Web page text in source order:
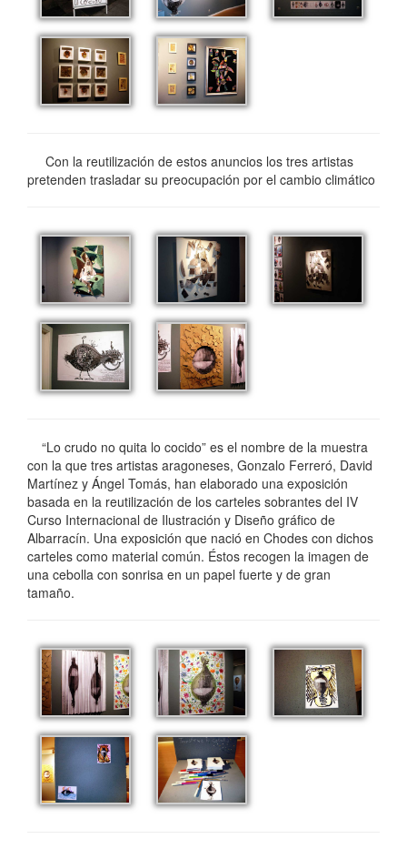
Con la reutilización de estos anuncios los tres artistas
pretenden trasladar su preocupación por el cambio climático
“Lo crudo no quita lo cocido” es el nombre de la muestra
con la que tres artistas aragoneses, Gonzalo Ferreró, David
Martínez y Ángel Tomás, han elaborado una exposición
basada en la reutilización de los carteles sobrantes del IV
Curso Internacional de Ilustración y Diseño gráfico de
Albarracín. Una exposición que nació en Chodes con dichos
carteles como material común. Éstos recogen la imagen de
una cebolla con sonrisa en un papel fuerte y de gran
tamaño.